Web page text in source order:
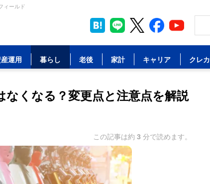
ィールド
産運用 暮らし 老後 家計 キャリア クレカ
なくなる？変更点と注意点を解説
この記事は約 3 分で読めます。